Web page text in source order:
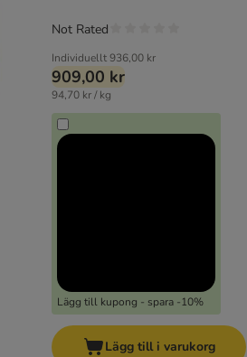
Individuellt936,00 kr
909,00 kr
94,70 kr / kg
Lägg till kupong - spara -10%
Not Rated
Lägg till i varukorg